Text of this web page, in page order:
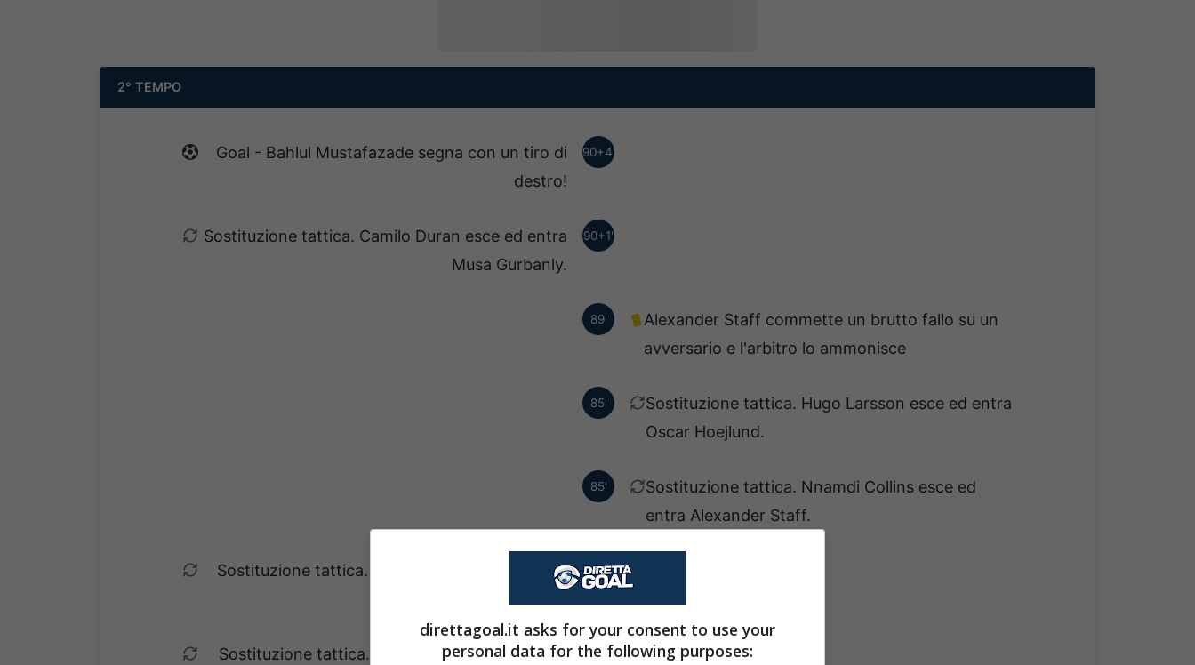
2° TEMPO
90+4'
Goal - Bahlul Mustafazade segna con un tiro di
destro!
90+1'
Sostituzione tattica. Camilo Duran esce ed entra
Musa Gurbanly.
89'
Alexander Staff commette un brutto fallo su un
avversario e l'arbitro lo ammonisce
85'
Sostituzione tattica. Hugo Larsson esce ed entra
Oscar Hoejlund.
85'
Sostituzione tattica. Nnamdi Collins esce ed
entra Alexander Staff.
84'
Sostituzione tattica. Jonathan Montiel esce ed
84'
Sostituzione tattica. Leandro Andrade esce ed
direttagoal.it asks for your consent to use your
personal data for the following purposes: